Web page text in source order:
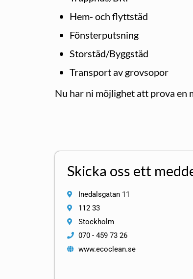
Hem- och flyttstäd
Fönsterputsning
Storstäd/Byggstäd
Transport av grovsopor
Nu har ni möjlighet att prova en
Skicka oss ett
Inedalsgatan 11
112 33
Stockholm
070 - 459 73 26
www.ecoclean.se